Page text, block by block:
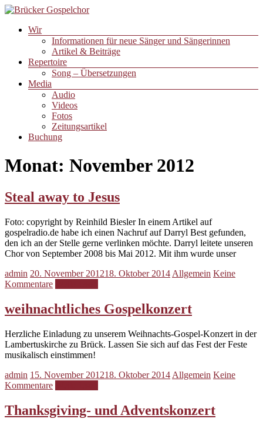
Zum
springen
Brücker
Gospelchor
Menü
Wir
Informationen für neue Sänger und Sängerinnen
Artikel & Beiträge
Repertoire
Song – Übersetzungen
Media
Audio
Videos
Fotos
Zeitungsartikel
Buchung
Monat: November 2012
Steal away to Jesus
Foto: copyright by Reinhild Biesler In einem Artikel auf
gospelradio.de habe ich einen Nachruf auf Darryl Best gefunden,
den ich an der Stelle gerne verlinken möchte. Darryl leitete unseren
Chor von September 2008 bis Mai 2012. Mit ihm wurde unser
admin 20. November 201218. Oktober 2014 Allgemein Keine
Kommentare
weihnachtliches Gospelkonzert
Herzliche Einladung zu unserem Weihnachts-Gospel-Konzert in der
Lambertuskirche zu Brück. Lassen Sie sich auf das Fest der Feste
musikalisch einstimmen!
admin 15. November 201218. Oktober 2014 Allgemein Keine
Kommentare
Thanksgiving- und Adventskonzert